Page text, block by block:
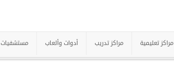
مراكز تعليمية مراكز تدريب أدوات وألعاب مستشفيات